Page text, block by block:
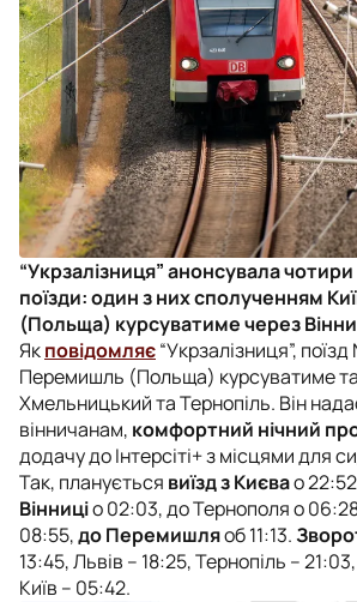
“Укрзалізниця” анонсувала
поїзди: один з них сполученням
(Польща) курсуватиме через
Якповідомляє“Укрзалізниця”,
Перемишль (Польща) курсуватиме
Хмельницький та Тернопіль. Він
вінничанам, комфортний нічний
додачу до Інтерсіті+ з місцями для
Так, планується виїзд з Києвао
Вінниціо 02:03, до Тернополя о
08:55,до Перемишляоб 11:13.
13:45, Львів – 18:25, Тернопіль – 21:03,
Київ – 05:42.